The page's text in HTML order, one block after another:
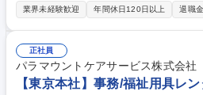
（販売店様）に対し、車いす・介護ベッ
入支援 ◆レンタル在庫の管理や配送調整
への対応、現地同行など 顧客：福祉用具貸与事業所 募集職
護福山営業所】福祉用具卸のルート営業
業界未経験歓迎 年間休日120日以上 退職
正社員
パラマウントケアサービス株式会社
【東京本社】事務/福祉用具レ